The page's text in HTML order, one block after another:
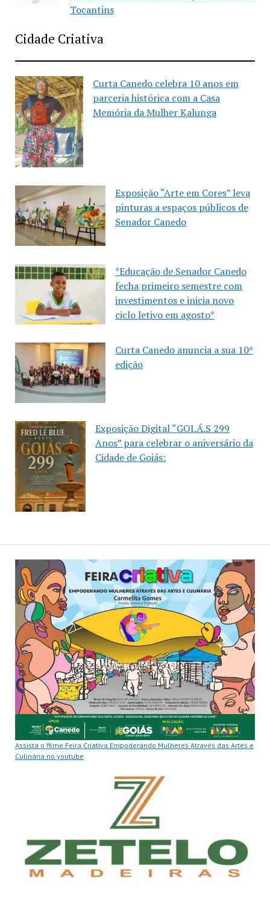
Tocantins
Cidade Criativa
Curta Canedo celebra 10 anos em
parceria histórica com a Casa
Memória da Mulher Kalunga
Exposição “Arte em Cores” leva
pinturas a espaços públicos de
Senador Canedo
*Educação de Senador Canedo
fecha primeiro semestre com
investimentos e inicia novo
ciclo letivo em agosto*
Curta Canedo anuncia a sua 10ª
edição
Exposição Digital “GOI.Á.S 299
Anos” para celebrar o aniversário da
Cidade de Goiás:
Assista o filme Feira Criativa Empoderando Mulheres Através das Artes e
Culinária no youtube